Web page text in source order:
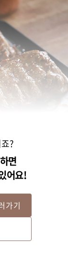
루 발라주세요.
?
면
어요!
가기